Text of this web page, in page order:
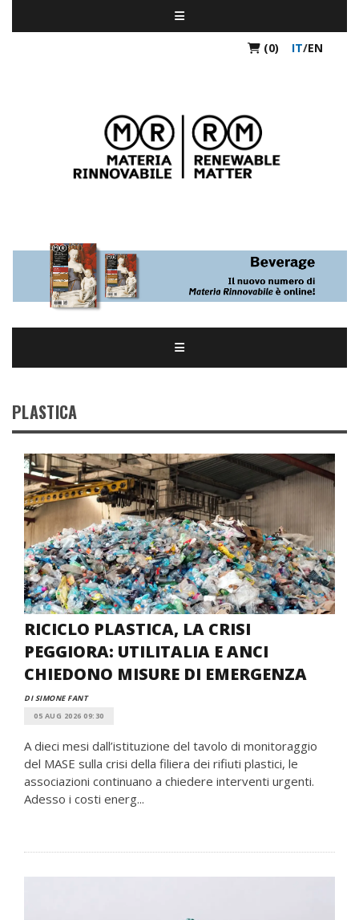
(0) IT/EN
PLASTICA
RICICLO PLASTICA, LA CRISI
PEGGIORA: UTILITALIA E ANCI
CHIEDONO MISURE DI EMERGENZA
DI SIMONE FANT
05 AUG 2026 09:30
A dieci mesi dall’istituzione del tavolo di monitoraggio
del MASE sulla crisi della filiera dei rifiuti plastici, le
associazioni continuano a chiedere interventi urgenti.
Adesso i costi energ...